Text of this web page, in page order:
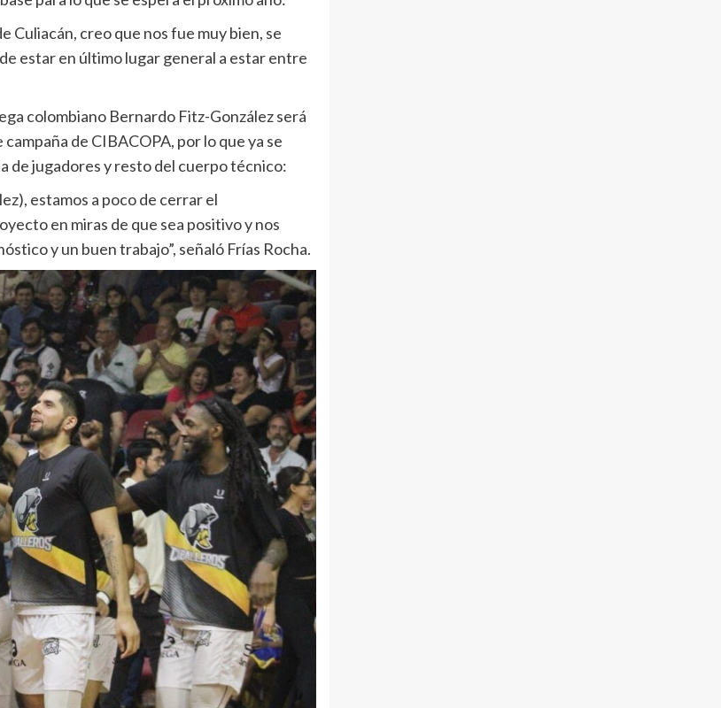
Culiacán, creo que nos fue muy bien, se
estar en último lugar general a estar entre
colombiano Bernardo Fitz-González será
de CIBACOPA, por lo que ya se
de jugadores y resto del cuerpo técnico:
estamos a poco de cerrar el
en miras de que sea positivo y nos
y un buen trabajo”, señaló Frías Rocha.